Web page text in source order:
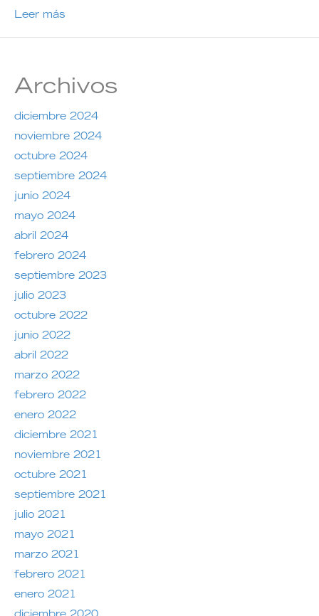
Leer más
Archivos
diciembre 2024
noviembre 2024
octubre 2024
septiembre 2024
junio 2024
mayo 2024
abril 2024
febrero 2024
septiembre 2023
julio 2023
octubre 2022
junio 2022
abril 2022
marzo 2022
febrero 2022
enero 2022
diciembre 2021
noviembre 2021
octubre 2021
septiembre 2021
julio 2021
mayo 2021
marzo 2021
febrero 2021
enero 2021